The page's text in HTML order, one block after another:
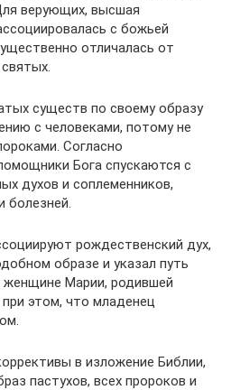
верующих, высшая
с божьей
отличалась от
существ по своему образу
с человеками, потому не
Согласно
Бога спускаются с
духов и соплеменников,
болезней.
рождественский дух,
образе и указал путь
женщине Марии, родившей
этом, что младенец
в изложение Библии,
пастухов, всех пророков и